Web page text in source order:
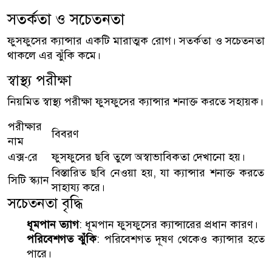
সতর্কতা ও সচেতনতা
ফুসফুসের ক্যান্সার একটি মারাত্মক রোগ। সতর্কতা ও সচেতনতা
থাকলে এর ঝুঁকি কমে।
স্বাস্থ্য পরীক্ষা
নিয়মিত স্বাস্থ্য পরীক্ষা ফুসফুসের ক্যান্সার শনাক্ত করতে সহায়ক।
পরীক্ষার
নাম
বিবরণ
এক্স-রে
ফুসফুসের ছবি তুলে অস্বাভাবিকতা দেখানো হয়।
সিটি স্ক্যান
বিস্তারিত ছবি নেওয়া হয়, যা ক্যান্সার শনাক্ত করতে
সাহায্য করে।
সচেতনতা বৃদ্ধি
ধূমপান ত্যাগ: ধূমপান ফুসফুসের ক্যান্সারের প্রধান কারণ।
পরিবেশগত ঝুঁকি: পরিবেশগত দূষণ থেকেও ক্যান্সার হতে
পারে।